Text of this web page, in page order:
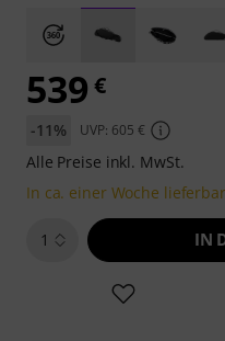
539 €
-11% UVP: 605 €
Alle Preise inkl. MwSt.
In ca. einer Woche lieferbar
1 IN